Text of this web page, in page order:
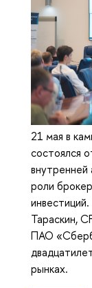
21 мая в
состоялся
внутренней
роли
Тараскин,
ПАО
рынках.